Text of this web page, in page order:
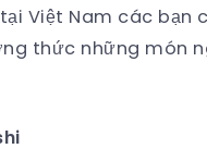
Việt Nam các bạn
thức những món